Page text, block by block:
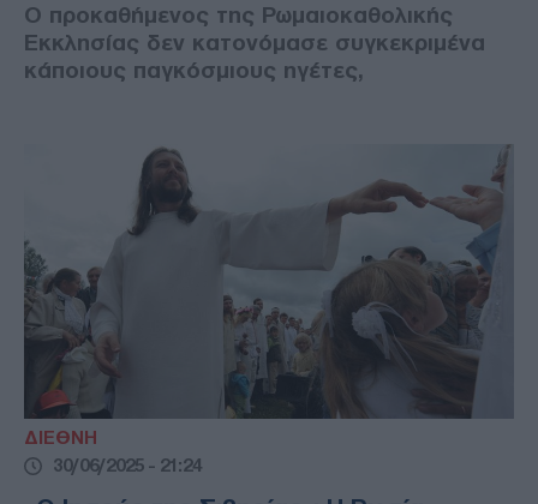
Ο προκαθήμενος της Ρωμαιοκαθολικής
Εκκλησίας δεν κατονόμασε συγκεκριμένα
κάποιους παγκόσμιους ηγέτες,
ΔΙΕΘΝΗ
30/06/2025 - 21:24